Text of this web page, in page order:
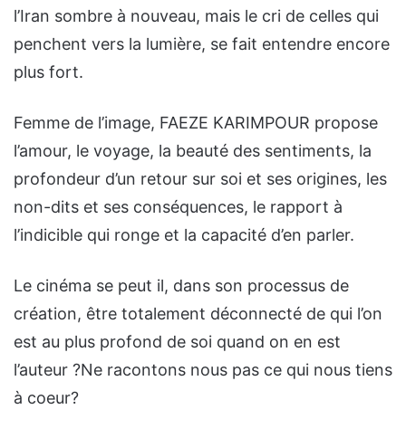
l’Iran sombre à nouveau, mais le cri de celles qui
penchent vers la lumière, se fait entendre encore
plus fort.
Femme de l’image, FAEZE KARIMPOUR propose
l’amour, le voyage, la beauté des sentiments, la
profondeur d’un retour sur soi et ses origines, les
non-dits et ses conséquences, le rapport à
l’indicible qui ronge et la capacité d’en parler.
Le cinéma se peut il, dans son processus de
création, être totalement déconnecté de qui l’on
est au plus profond de soi quand on en est
l’auteur ?Ne racontons nous pas ce qui nous tiens
à coeur?